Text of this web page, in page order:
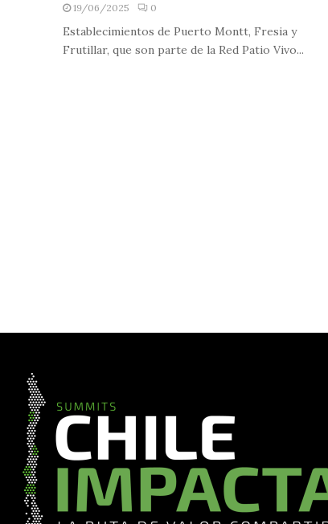
19/06/2025 0
Establecimientos de Puerto Montt, Fresia y
Frutillar, que son parte de la Red Patio Vivo...